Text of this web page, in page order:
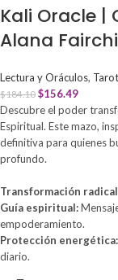
Kali Oracle |
Alana
Lectura y Oráculos,
$184.10 $156.49
Descubre el poder
Espiritual. Este mazo,
definitiva para quienes
profundo.
Transformación
Guía espiritual:
empoderamiento.
Protección energética:
diario.